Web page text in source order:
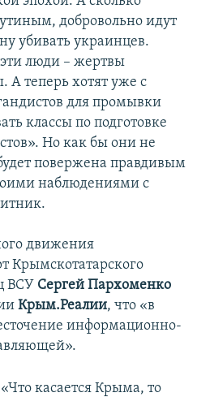
добровольно идут
убивать украинцев.
люди – жертвы
А теперь хотят уже с
для промывки
классы по подготовке
Но как бы они не
повержена правдивым
наблюдениями с
движения
Крымскотатарского
ВСУ Сергей Пархоменко
Крым.Реалии, что «в
информационно-
«Что касается Крыма, то